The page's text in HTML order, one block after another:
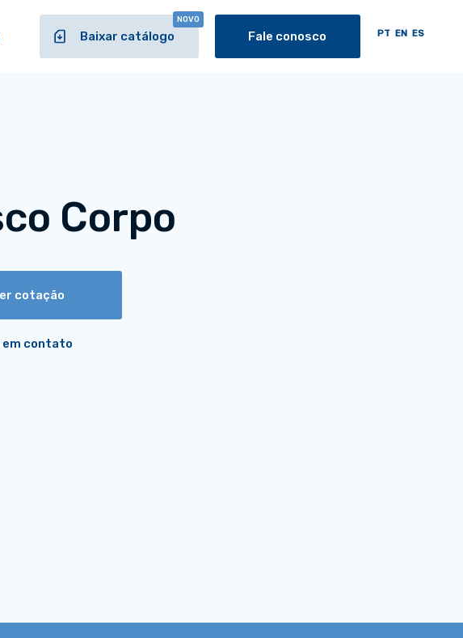
PT EN ES
Fale conosco
Baixar catálogo
NOVO
Corpo
cotação
contato